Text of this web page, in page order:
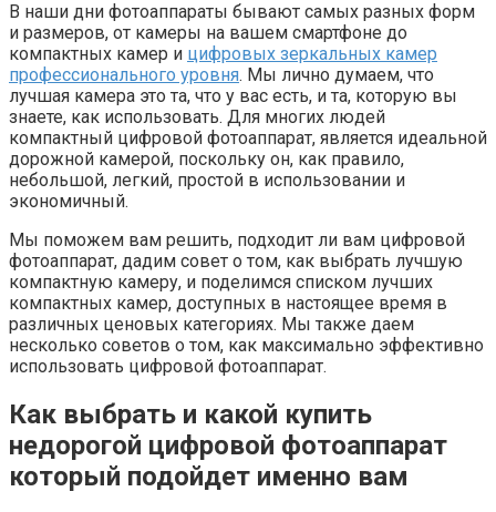
В наши дни фотоаппараты бывают самых разных форм
и размеров, от камеры на вашем смартфоне до
компактных камер и цифровых зеркальных камер
профессионального уровня. Мы лично думаем, что
лучшая камера это та, что у вас есть, и та, которую вы
знаете, как использовать. Для многих людей
компактный цифровой фотоаппарат, является идеальной
дорожной камерой, поскольку он, как правило,
небольшой, легкий, простой в использовании и
экономичный.
Мы поможем вам решить, подходит ли вам цифровой
фотоаппарат, дадим совет о том, как выбрать лучшую
компактную камеру, и поделимся списком лучших
компактных камер, доступных в настоящее время в
различных ценовых категориях. Мы также даем
несколько советов о том, как максимально эффективно
использовать цифровой фотоаппарат.
Как выбрать и какой купить
недорогой цифровой фотоаппарат
который подойдет именно вам